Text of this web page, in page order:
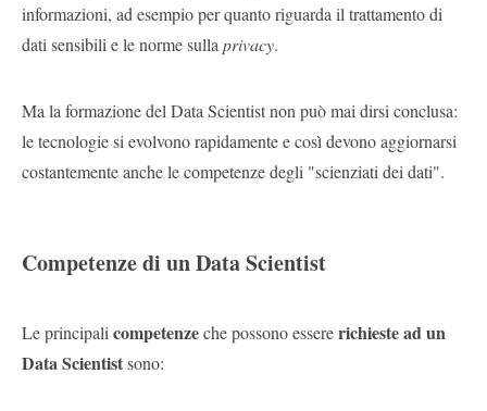
informazioni, ad esempio per quanto riguarda il trattamento di
dati sensibili e le norme sulla privacy.
Ma la formazione del Data Scientist non può mai dirsi conclusa:
le tecnologie si evolvono rapidamente e così devono aggiornarsi
costantemente anche le competenze degli "scienziati dei dati".
Competenze di un Data Scientist
Le principali competenzeche possono essererichieste ad un
Data Scientistsono: